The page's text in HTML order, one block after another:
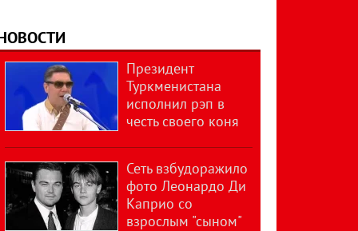
Президент
Туркменистана
исполнил рэп в
честь своего коня
Сеть взбудоражило
фото Леонардо Ди
Каприо со
взрослым "сыном"